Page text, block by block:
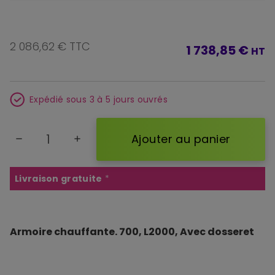
Armoire chauffante. 700, L2000, Avec dosseret
Livraison gratuite *
2 086,62 € TTC 1 738,85 € HT
Expédié sous 3 à 5 jours ouvrés
remove add Ajouter au panier